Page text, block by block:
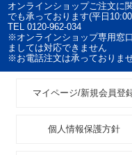
オンラインショップご注文に
でも承っております(平日
TEL 0120-962-034
※オンラインショップ専用窓
ましては対応できません
※お電話注文は承っておりま
マイページ/新規会員登
個人情報保護方針